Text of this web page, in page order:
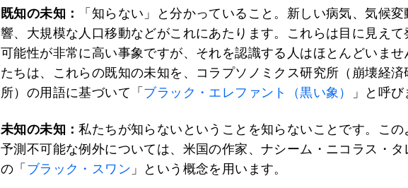
既知の未知：
「知らない」と分かっていること。新しい病気、気候変
響、大規模な人口移動などがこれにあたります。これらは目に見えて
可能性が非常に高い事象ですが、それを認識する人はほとんどいませ
たちは、これらの既知の未知を、コラプソノミクス研究所（崩壊経済
所）の用語に基づいて「 ブラック・エレファント（黒い象） 」と呼び
未知の未知：私たちが知らないということを知らないことです。この
予測不可能な例外については、米国の作家、ナシーム・ニコラス・タ
の「 ブラック・スワン 」という概念を用います。